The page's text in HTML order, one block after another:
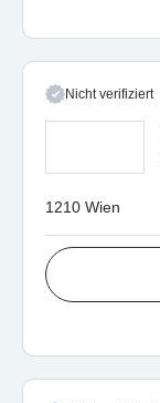
Nicht verifiziert
1210 Wien